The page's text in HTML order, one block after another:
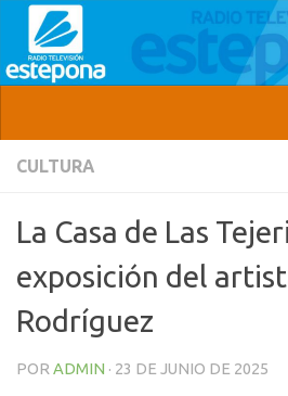
CULTURA
La Casa de Las
exposición del
Rodríguez
POR ADMIN · 23 DE JUNIO DE 2025